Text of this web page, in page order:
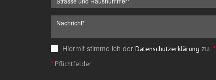
Hiermit stimme ich der Datenschutzerklärung zu. *
*Pflichtfelder